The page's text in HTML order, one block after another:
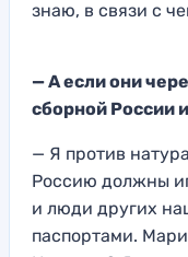
знаю, в связи с
— А если они
сборной России
— Я против
Россию должны
и люди других
паспортами.